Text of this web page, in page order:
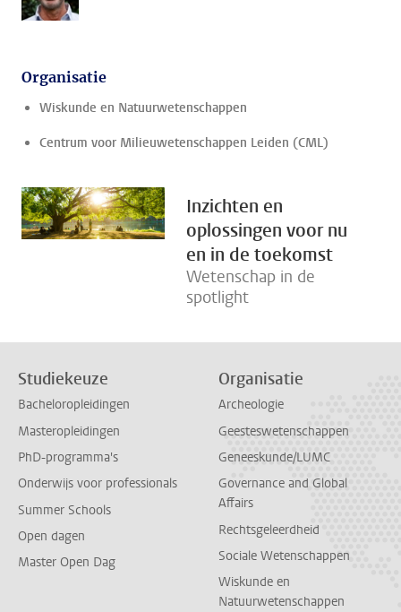
Organisatie
Wiskunde en Natuurwetenschappen
Centrum voor Milieuwetenschappen Leiden (CML)
Inzichten en
oplossingen voor nu
en in de toekomst
Wetenschap in de
spotlight
Studiekeuze
Bacheloropleidingen
Masteropleidingen
PhD-programma's
Onderwijs voor professionals
Summer Schools
Open dagen
Master Open Dag
Organisatie
Archeologie
Geesteswetenschappen
Geneeskunde/LUMC
Governance and Global
Affairs
Rechtsgeleerdheid
Sociale Wetenschappen
Wiskunde en
Natuurwetenschappen